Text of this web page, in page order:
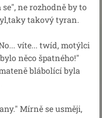
ne rozhodně by to
takový tyran.
víte... twíd, motýlci
něco špatného!"
blábolící byla
Mírně se usměji,